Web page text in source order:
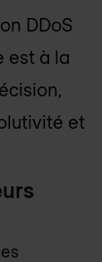
DDoS
est à la
et